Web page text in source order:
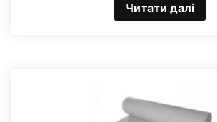
Читати далі